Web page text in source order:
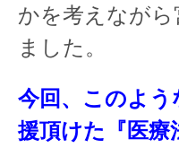
かを考えながら
ました。
今回、このよ
援頂けた『医